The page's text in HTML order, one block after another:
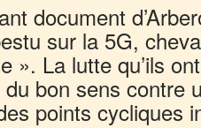
document
sur la 5G,
». La lutte qu’ils
bon sens contre
points cycliques